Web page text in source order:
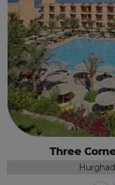
Three